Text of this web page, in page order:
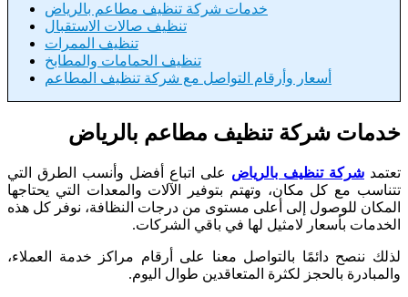
خدمات شركة تنظيف مطاعم بالرياض
تنظيف صالات الاستقبال
تنظيف الممرات
تنظيف الحمامات والمطابخ
أسعار وأرقام التواصل مع شركة تنظيف المطاعم
خدمات شركة تنظيف مطاعم بالرياض
تعتمد شركة تنظيف بالرياض على اتباع أفضل وأنسب الطرق التي
تتناسب مع كل مكان، وتهتم بتوفير الآلات والمعدات التي يحتاجها
المكان للوصول إلى أعلى مستوى من درجات النظافة، نوفر كل هذه
الخدمات بأسعار لامثيل لها في باقي الشركات.
لذلك ننصح دائمًا بالتواصل معنا على أرقام مراكز خدمة العملاء،
والمبادرة بالحجز لكثرة المتعاقدين طوال اليوم.